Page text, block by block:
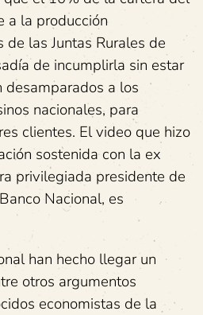
a la producción
de las Juntas Rurales de
de incumplirla sin estar
desamparados a los
nacionales, para
clientes. El video que hizo
sostenida con la ex
privilegiada presidente de
Nacional, es
han hecho llegar un
otros argumentos
economistas de la